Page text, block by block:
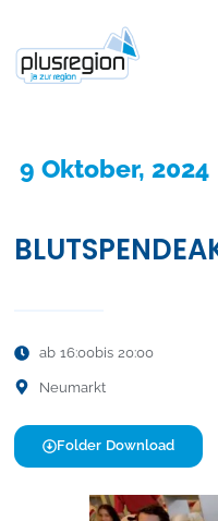
9 Oktober, 2024
ab 16:00bis 20:00
Neumarkt
Folder Download